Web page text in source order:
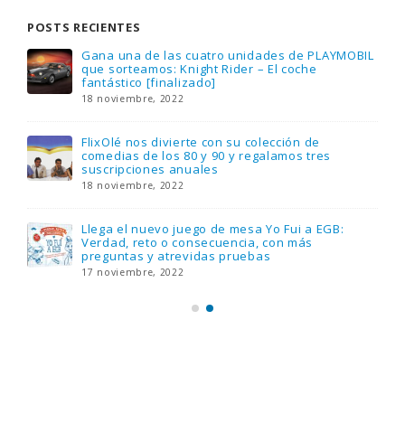
POSTS RECIENTES
Gana una de las cuatro unidades de PLAYMOBIL
que sorteamos: Knight Rider – El coche
fantástico [finalizado]
18 noviembre, 2022
FlixOlé nos divierte con su colección de
comedias de los 80 y 90 y regalamos tres
suscripciones anuales
18 noviembre, 2022
Llega el nuevo juego de mesa Yo Fui a EGB:
Verdad, reto o consecuencia, con más
preguntas y atrevidas pruebas
17 noviembre, 2022